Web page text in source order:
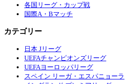
各国リーグ・カップ戦
国際A・Bマッチ
カテゴリー
日本 Jリーグ
UEFAチャンピオンズリーグ
UEFAヨーロッパリーグ
スペイン リーガ・エスパニョーラ